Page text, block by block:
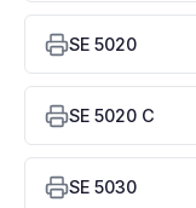
SE 5020
SE 5020 C
SE 5030